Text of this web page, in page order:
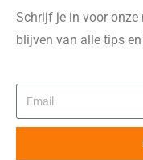
Schrijf je in voor
blijven van alle tips